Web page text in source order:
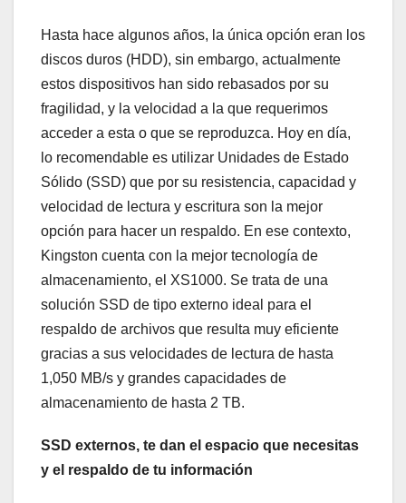
Hasta hace algunos años, la única opción eran los
discos duros (HDD), sin embargo, actualmente
estos dispositivos han sido rebasados por su
fragilidad, y la velocidad a la que requerimos
acceder a esta o que se reproduzca. Hoy en día,
lo recomendable es utilizar Unidades de Estado
Sólido (SSD) que por su resistencia, capacidad y
velocidad de lectura y escritura son la mejor
opción para hacer un respaldo. En ese contexto,
Kingston cuenta con la mejor tecnología de
almacenamiento, el XS1000. Se trata de una
solución SSD de tipo externo ideal para el
respaldo de archivos que resulta muy eficiente
gracias a sus velocidades de lectura de hasta
1,050 MB/s y grandes capacidades de
almacenamiento de hasta 2 TB.
SSD externos, te dan el espacio que necesitas
y el respaldo de tu información